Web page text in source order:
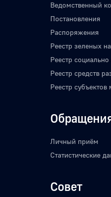
Ведомственный
Постановления
Распоряжения
Реестр зеленых
Реестр
Реестр средств
Реестр
Личный приём
Статистические
Совет